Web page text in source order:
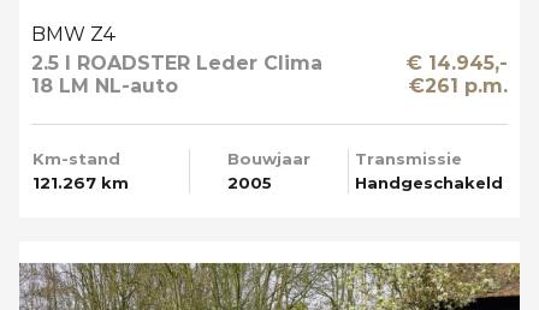
BMW Z4
2.5 I ROADSTER Leder Clima
18 LM NL-auto
€ 14.945,-
€261 p.m.
Km-stand
121.267 km
Bouwjaar
2005
Transmissie
Handgeschakeld